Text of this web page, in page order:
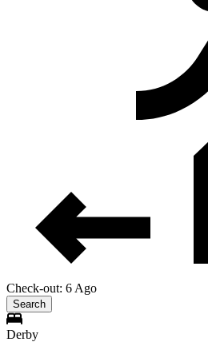
Check-out: 6 Ago
Search
Derby